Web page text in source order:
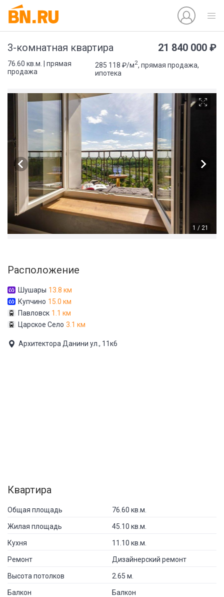
3-комнатная квартира 21 840 000 ₽
76.60 кв.м. | прямая
продажа
285 118 ₽/м2, прямая продажа,
ипотека
1 / 21
Расположение
Шушары 13.8 км
Купчино 15.0 км
Павловск 1.1 км
Царское Село 3.1 км
Архитектора Данини ул., 11к6
Квартира
Общая площадь 76.60 кв.м.
Жилая площадь 45.10 кв.м.
Кухня 11.10 кв.м.
Ремонт Дизайнерский ремонт
Высота потолков 2.65 м.
Балкон Балкон